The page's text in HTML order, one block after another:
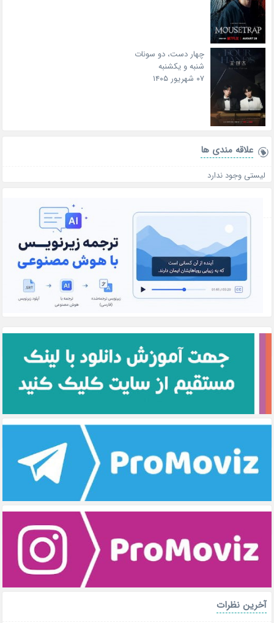
چهار دست، دو سونات
شنبه و یکشنبه
۰۷ شهریور ۱۴۰۵
علاقه‌ مندی ها
لیستی وجود ندارد
آخرین نظرات